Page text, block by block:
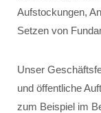
Aufstockungen,
Setzen von
Unser
und öffentliche
zum Beispiel im